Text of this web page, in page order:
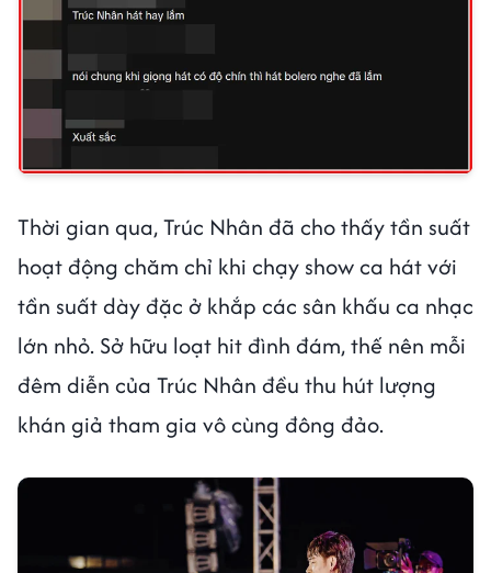
Thời gian qua, Trúc Nhân đã cho thấy tần suất
hoạt động chăm chỉ khi chạy show ca hát với
tần suất dày đặc ở khắp các sân khấu ca nhạc
lớn nhỏ. Sở hữu loạt hit đình đám, thế nên mỗi
đêm diễn của Trúc Nhân đều thu hút lượng
khán giả tham gia vô cùng đông đảo.